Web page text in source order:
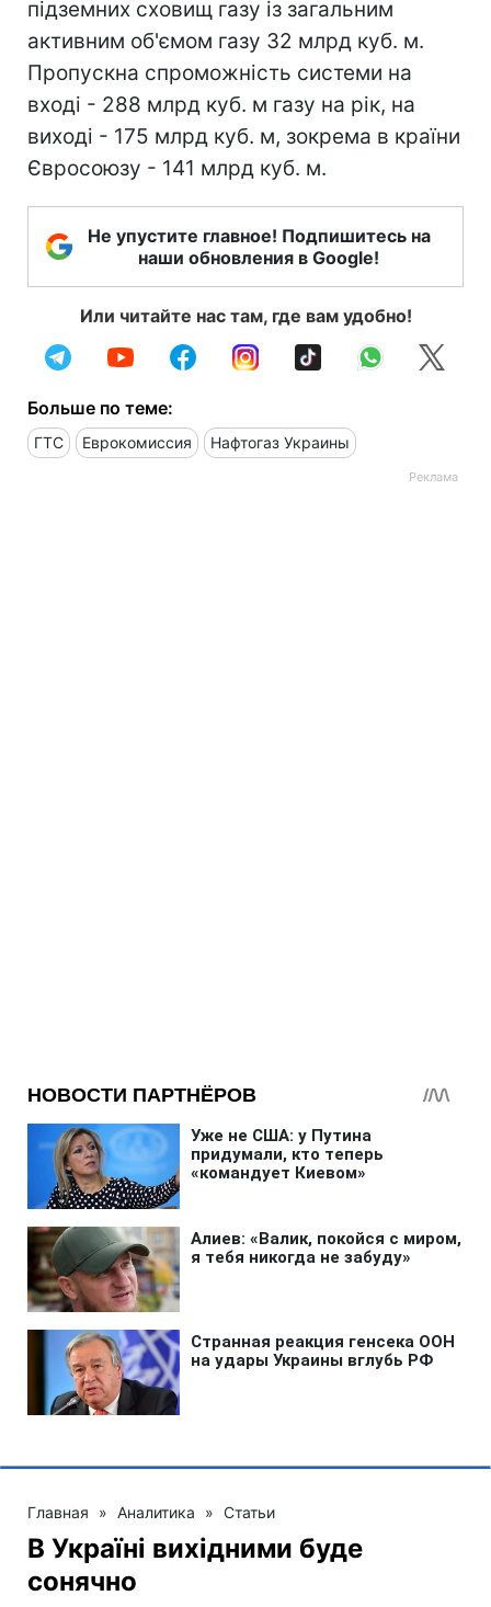
підземних сховищ газу із загальним
активним об'ємом газу 32 млрд куб. м.
Пропускна спроможність системи на
вході - 288 млрд куб. м газу на рік, на
виході - 175 млрд куб. м, зокрема в країни
Євросоюзу - 141 млрд куб. м.
Не упустите главное! Подпишитесь на
наши обновления в Google!
Или читайте нас там, где вам удобно!
Больше по теме:
ГТС Еврокомиссия Нафтогаз Украины
Главная » Аналитика » Статьи
В Україні вихідними буде
сонячно